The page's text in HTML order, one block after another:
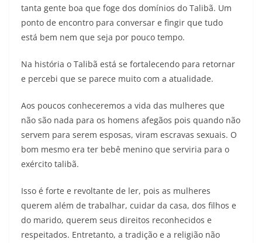
tanta gente boa que foge dos domínios do Talibã. Um
ponto de encontro para conversar e fingir que tudo
está bem nem que seja por pouco tempo.
Na história o Talibã está se fortalecendo para retornar
e percebi que se parece muito com a atualidade.
Aos poucos conheceremos a vida das mulheres que
não são nada para os homens afegãos pois quando não
servem para serem esposas, viram escravas sexuais. O
bom mesmo era ter bebê menino que serviria para o
exército talibã.
Isso é forte e revoltante de ler, pois as mulheres
querem além de trabalhar, cuidar da casa, dos filhos e
do marido, querem seus direitos reconhecidos e
respeitados. Entretanto, a tradição e a religião não